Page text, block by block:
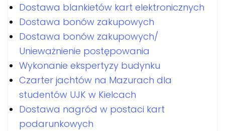
Dostawa blankietów kart elektronicznych
Dostawa bonów zakupowych
Dostawa bonów zakupowych/
Unieważnienie postępowania
Wykonanie ekspertyzy budynku
Czarter jachtów na Mazurach dla
studentów UJK w Kielcach
Dostawa nagród w postaci kart
podarunkowych